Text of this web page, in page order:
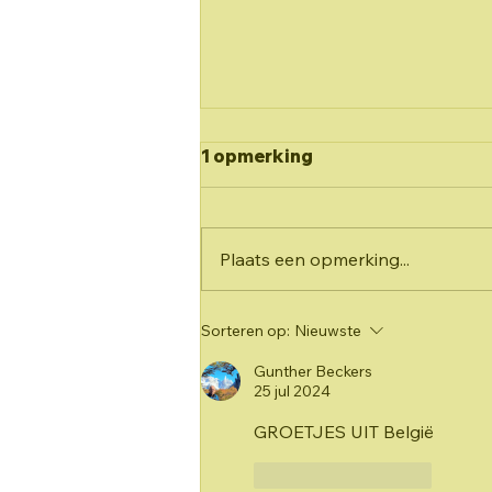
Warafiki 2025: 3,2,1, ...
START: Kennismaken in
nu eindelijk zo ver: Het
allereerste weekend. We
kwamen samen in het OC...
1 opmerking
Plaats een opmerking...
Sorteren op: Nieuwste
Gunther Beckers
25 jul 2024
GROETJES UIT België